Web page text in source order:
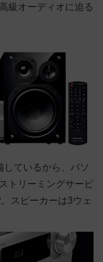
級オーディオに迫る
ているから、パソ
トリーミングサービ
スピーカーは3ウェ